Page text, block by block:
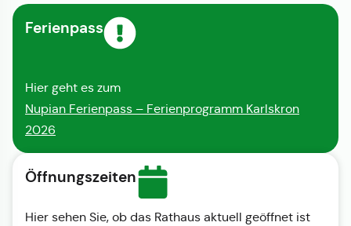
Ferienpass
Hier geht es zum
Nupian Ferienpass – Ferienprogramm Karlskron
2026
Öffnungszeiten
Hier sehen Sie, ob das Rathaus aktuell geöffnet ist